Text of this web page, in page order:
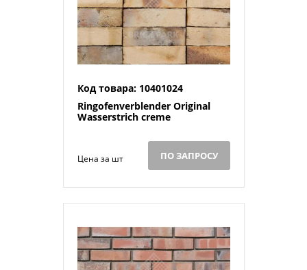
Код товара: 10401024
Ringofenverblender Original
Wasserstrich creme
Цена за шт ПО ЗАПРОСУ